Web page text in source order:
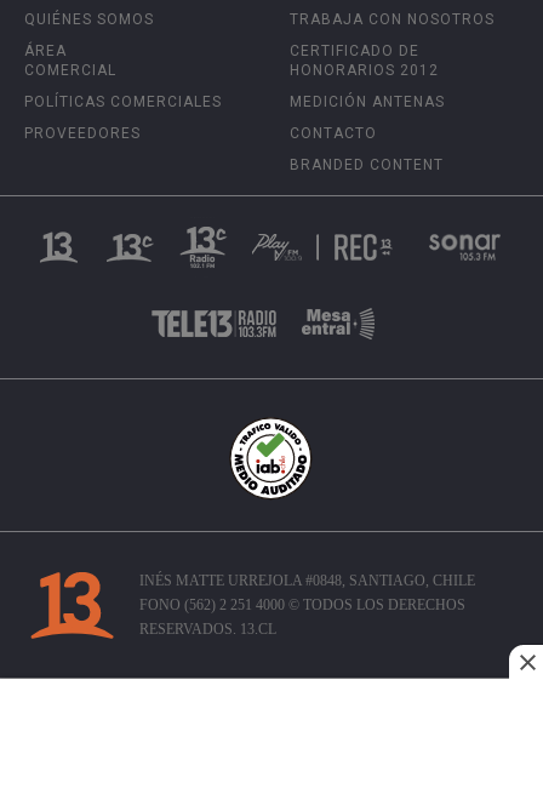
QUIÉNES SOMOS
ÁREA
COMERCIAL
POLÍTICAS COMERCIALES
PROVEEDORES
TRABAJA CON NOSOTROS
CERTIFICADO DE
HONORARIOS 2012
MEDICIÓN ANTENAS
CONTACTO
BRANDED CONTENT
INÉS MATTE URREJOLA #0848, SANTIAGO, CHILE
FONO (562) 2 251 4000 © TODOS LOS DERECHOS
RESERVADOS. 13.CL